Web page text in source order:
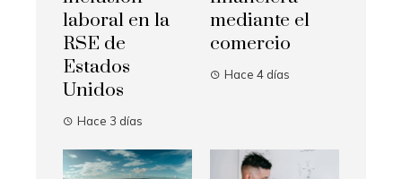
laboral en la
RSE de
Estados
Unidos
Hace 3 días
mediante el
comercio
Hace 4 días